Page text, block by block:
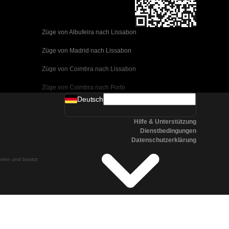
Züge von Albufeira nach Lissabon
Züge von Madrid nach Lissabon
Züge von Coimbra nach Lissabon
Züge von Coimbra nach Porto
Züge von Valencia nach Barcelona
Züge von Malaga nach Barcelona
Züge von Malaga nach Madrid
Züge von Cordoba nach Madrid
und besitzt
Deutsch
Hilfe & Unterstützung
Dienstbedingungen
Datenschutzerklärung